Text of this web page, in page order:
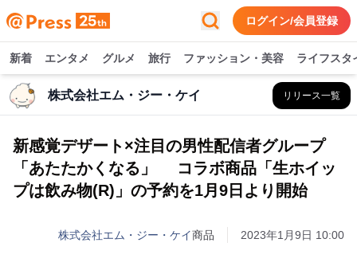
ログイン/会員登録
新着 エンタメ グルメ 旅行 ファッション・美容 ライフスタ
株式会社エム・ジー・ケイ リリース一覧
新感覚デザート×注目の男性配信者グループ
「あたたかくなる」 コラボ商品「生ホイッ
プは飲み物(R)」の予約を1月9日より開始
株式会社エム・ジー・ケイ商品 2023年1月9日 10:00